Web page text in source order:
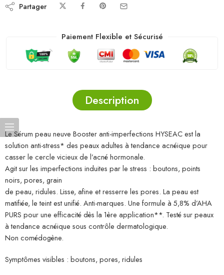
Partager
Paiement Flexible et Sécurisé
Description
Le Sérum peau neuve Booster anti-imperfections HYSEAC est la
solution anti-stress* des peaux adultes à tendance acnéique pour
casser le cercle vicieux de l’acné hormonale.
Agit sur les imperfections induites par le stress : boutons, points
noirs, pores, grain
de peau, ridules. Lisse, afine et resserre les pores. La peau est
matifiée, le teint est unifié. Anti-marques. Une formule à 5,8% d’AHA
PURS pour une efficacité dès la 1ère application**. Testé sur peaux
à tendance acnéique sous contrôle dermatologique.
Non comédogène.
Symptômes visibles : boutons, pores, ridules